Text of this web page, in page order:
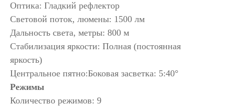
Оптика: Гладкий рефлектор
Световой поток, люмены: 1500 лм
Дальность света, метры: 800 м
Стабилизация яркости: Полная (постоянная
яркость)
Центральное пятно:Боковая засветка: 5:40°
Режимы
Количество режимов: 9